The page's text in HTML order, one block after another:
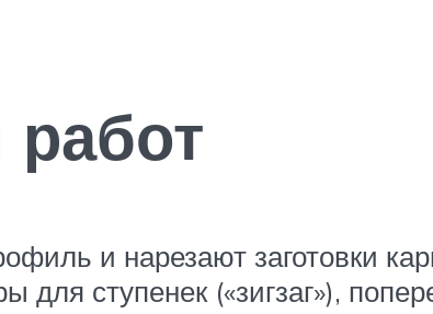
и нарезают заготовки
для ступенек («зигзаг»),